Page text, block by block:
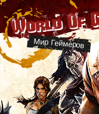
World Of
Мир Геймеров